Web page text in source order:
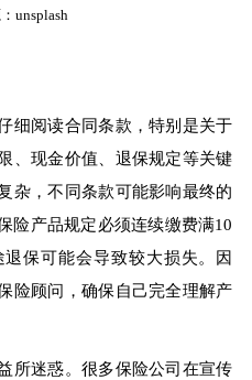
unsplash
细阅读合同条款，特别是关于
、现金价值、退保规定等关键
杂，不同条款可能影响最终的
险产品规定必须连续缴费满10
保可能会导致较大损失。因
险顾问，确保自己完全理解产
所迷惑。很多保险公司在宣传